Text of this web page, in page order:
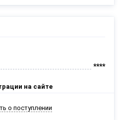
****
на сайте
о поступлении